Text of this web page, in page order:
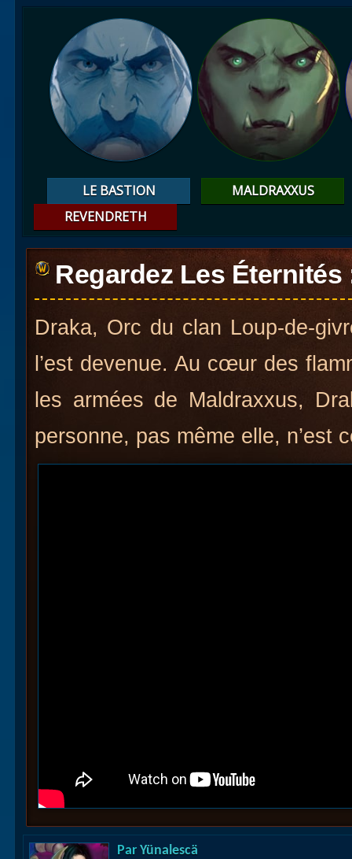
LE BASTION
MALDRAXXUS
REVENDRETH
Regardez Les
Draka, Orc du clan Loup-de-
l’est devenue. Au cœur des
les armées de Maldraxxus,
personne, pas même elle, n’est
Par Yünalescä